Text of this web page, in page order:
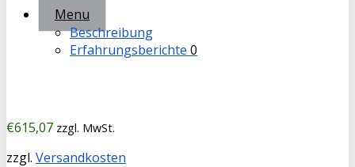
Menu
Beschreibung
Erfahrungsberichte 0
€615,07 zzgl. MwSt.
zzgl. Versandkosten